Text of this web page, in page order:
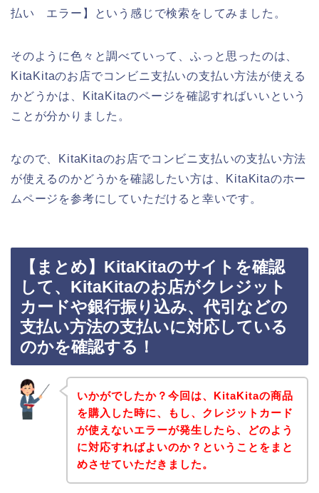
払い エラー】という感じで検索をしてみました。
そのように色々と調べていって、ふっと思ったのは、
KitaKitaのお店でコンビニ支払いの支払い方法が使える
かどうかは、KitaKitaのページを確認すればいいという
ことが分かりました。
なので、KitaKitaのお店でコンビニ支払いの支払い方法
が使えるのかどうかを確認したい方は、KitaKitaのホー
ムページを参考にしていただけると幸いです。
【まとめ】KitaKitaのサイトを確認
して、KitaKitaのお店がクレジット
カードや銀行振り込み、代引などの
支払い方法の支払いに対応している
のかを確認する！
いかがでしたか？今回は、KitaKitaの商品
を購入した時に、もし、クレジットカード
が使えないエラーが発生したら、どのよう
に対応すればよいのか？ということをまと
めさせていただきました。